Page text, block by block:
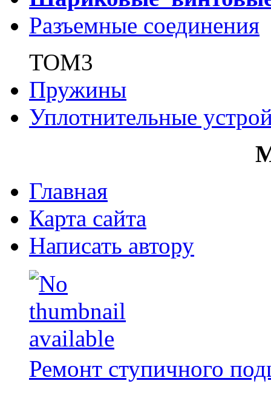
Разъемные соединения
ТОМ3
Пружины
Уплотнительные
Главная
Карта сайта
Написать автору
Ремонт ступичного